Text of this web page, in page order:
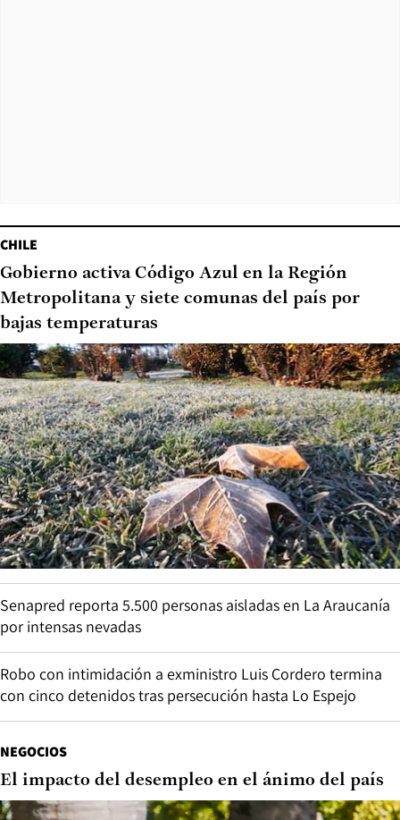
CHILE
Gobierno activa Código Azul en la Región
Metropolitana y siete comunas del país por
bajas temperaturas
Senapred reporta 5.500 personas aisladas en La Araucanía
por intensas nevadas
Robo con intimidación a exministro Luis Cordero termina
con cinco detenidos tras persecución hasta Lo Espejo
NEGOCIOS
El impacto del desempleo en el ánimo del país